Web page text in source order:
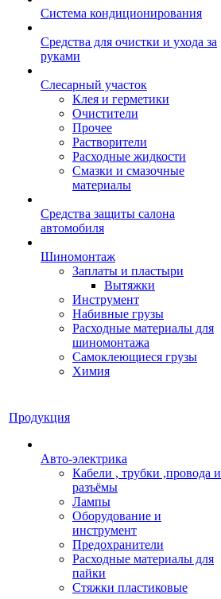
Система кондиционирования
Средства для очистки и ухода за
руками
Слесарный участок
Клея и герметики
Очистители
Прочее
Растворители
Расходные жидкости
Смазки и смазочные
материалы
Средства защиты салона
автомобиля
Шиномонтаж
Заплаты и пластыри
Вытяжки
Инструмент
Набивные грузы
Расходные материалы для
шиномонтажа
Самоклеющиеся грузы
Химия
Продукция
Авто-электрика
Кабели , трубки ,провода и
разъёмы
Лампы
Оборудование и
инструмент
Предохранители
Расходные материалы для
пайки
Стяжки пластиковые